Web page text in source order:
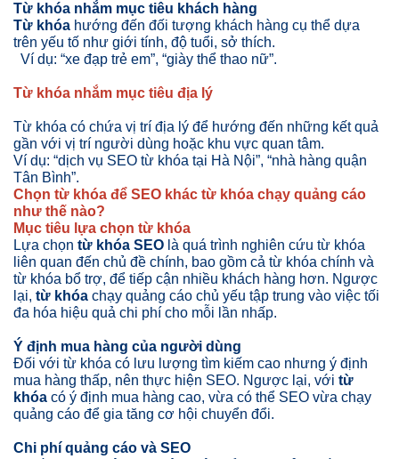
Từ khóa nhắm mục tiêu khách hàng
Từ khóa hướng đến đối tượng khách hàng cụ thể dựa
trên yếu tố như giới tính, độ tuổi, sở thích.
Ví dụ: “xe đạp trẻ em”, “giày thể thao nữ”.
Từ khóa nhắm mục tiêu địa lý
Từ khóa có chứa vị trí địa lý để hướng đến những kết quả
gần với vị trí người dùng hoặc khu vực quan tâm.
Ví dụ: “dịch vụ SEO từ khóa tại Hà Nội”, “nhà hàng quận
Tân Bình”.
Chọn từ khóa để SEO khác từ khóa chạy quảng cáo
như thế nào?
Mục tiêu lựa chọn từ khóa
Lựa chọn từ khóa SEO là quá trình nghiên cứu từ khóa
liên quan đến chủ đề chính, bao gồm cả từ khóa chính và
từ khóa bổ trợ, để tiếp cận nhiều khách hàng hơn. Ngược
lại, từ khóa chạy quảng cáo chủ yếu tập trung vào việc tối
đa hóa hiệu quả chi phí cho mỗi lần nhấp.
Ý định mua hàng của người dùng
Đối với từ khóa có lưu lượng tìm kiếm cao nhưng ý định
mua hàng thấp, nên thực hiện SEO. Ngược lại, với từ
khóa có ý định mua hàng cao, vừa có thể SEO vừa chạy
quảng cáo để gia tăng cơ hội chuyển đổi.
Chi phí quảng cáo và SEO